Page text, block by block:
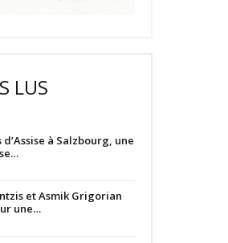
LUS
à Salzbourg, une
et Asmik Grigorian
une…